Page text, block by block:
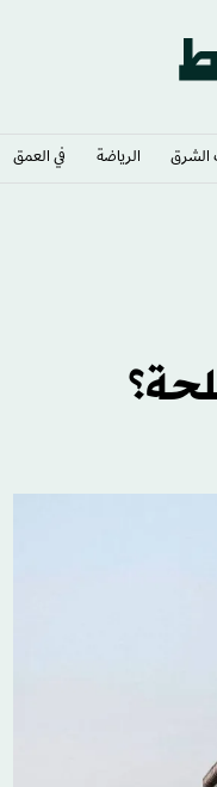
الشرق​ الرياضة في العمق